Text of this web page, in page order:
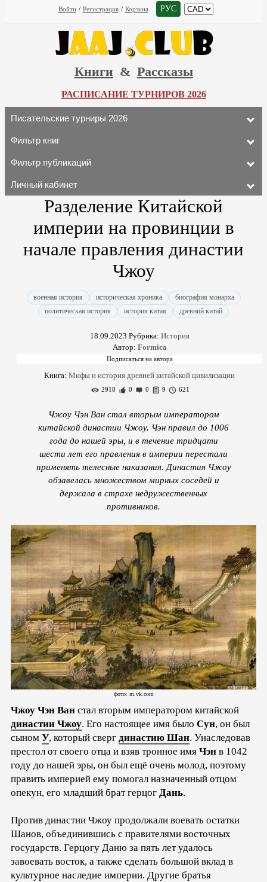
Войти / Регистрация / Корзина РУС
Книги & Рассказы
РАСПИСАНИЕ ТУРНИРОВ 2026
Писательские турниры 2026
Фильтр книг
Фильтр публикаций
Личный кабинет
Разделение Китайской
империи на провинции в
начале правления династии
Чжоу
военная история историческая хроника
биография монарха
политическая история
история китая древний китай
18.09.2023 Рубрика: История
Автор: Formica
Книга: Мифы и история древней китайской цивилизации
2918 0 0 9 621
Чжоу Чэн Ван стал вторым императором
китайской династии Чжоу. Чэн правил до 1006
года до нашей эры, и в течение тридцати
шести лет его правления в империи перестали
применять телесные наказания. Династия Чжоу
обзавелась множеством мирных соседей и
держала в страхе недружественных
противников.
фото: m.vk.com
Чжоу Чэн Ван стал вторым императором китайской
династии Чжоу. Его настоящее имя было Сун, он был
сыном У, который сверг династию Шан. Унаследовав
престол от своего отца и взяв тронное имя Чэн в 1042
году до нашей эры, он был ещё очень молод, поэтому
править империей ему помогал назначенный отцом
опекун, его младший брат герцог Дань.
Против династии Чжоу продолжали воевать остатки
Шанов, объединившись с правителями восточных
государств. Герцогу Даню за пять лет удалось
завоевать восток, а также сделать большой вклад в
культурное наследие империи. Другие братья